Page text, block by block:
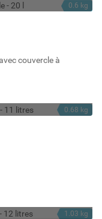
0.6 kg
couvercle à
0.68 kg
1.03 kg